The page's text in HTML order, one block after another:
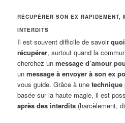
RÉCUPÉRER SON EX RAPIDEMENT,
INTERDITS
Il est souvent difficile de savoir
récupérer, surtout quand la
cherchez unmessage d’amour
unmessage à envoyer à son ex
vous guide. Grâce à unetechnique
basée sur la haute magie, il est
après des interdits (harcèlement,